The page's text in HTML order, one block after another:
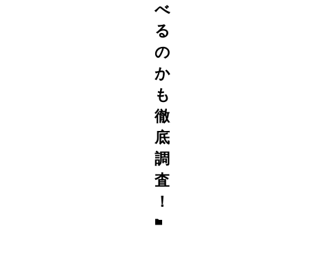
べ
る
の
か
も
徹
底
調
査
！